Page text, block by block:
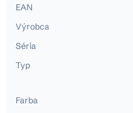
EAN
Výrobca
Séria
Typ
Farba